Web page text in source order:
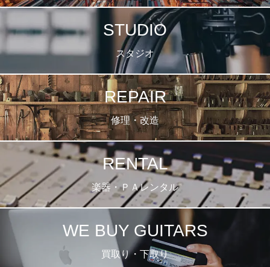
STUDIO
スタジオ
REPAIR
修理・改造
RENTAL
楽器・ＰＡレンタル
WE BUY GUITARS
買取り・下取り